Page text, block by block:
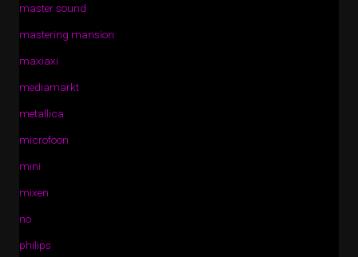
master sound
mastering mansion
maxiaxi
mediamarkt
metallica
microfoon
mini
mixen
no
philips